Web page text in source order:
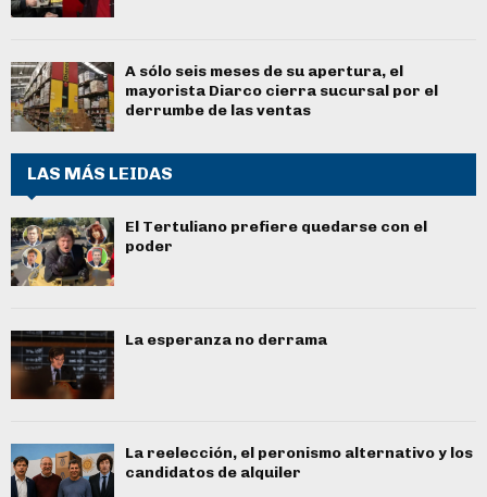
A sólo seis meses de su apertura, el
mayorista Diarco cierra sucursal por el
derrumbe de las ventas
LAS MÁS LEIDAS
El Tertuliano prefiere quedarse con el
poder
La esperanza no derrama
La reelección, el peronismo alternativo y los
candidatos de alquiler